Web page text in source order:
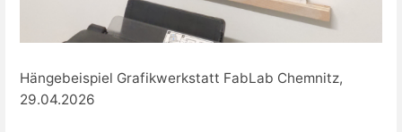
Hängebeispiel Grafikwerkstatt FabLab Chemnitz,
29.04.2026